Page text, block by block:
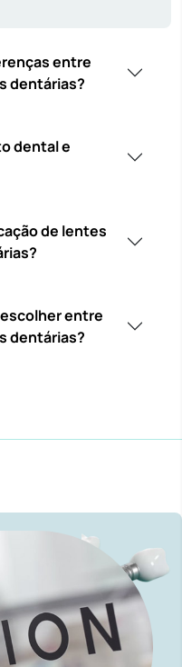
entre
dentárias?
dental e
de lentes
entre
dentárias?